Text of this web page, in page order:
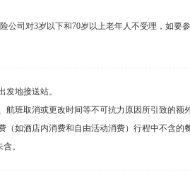
公司对3岁以下和70岁以上老年人不受理，如要
发地接送站。
班取消或更改时间等不可抗力原因所引致的额
（如酒店内消费和自由活动消费）行程中不含
。